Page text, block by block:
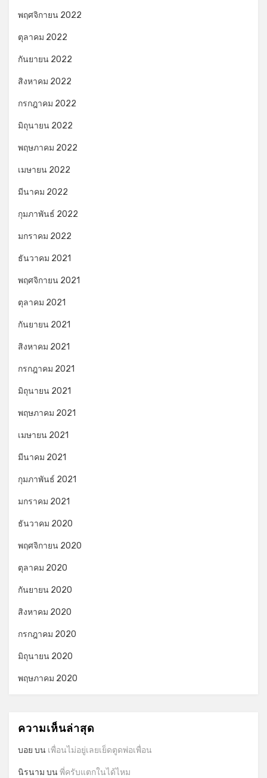
พฤศจิกายน 2022
ตุลาคม 2022
กันยายน 2022
สิงหาคม 2022
กรกฎาคม 2022
มิถุนายน 2022
พฤษภาคม 2022
เมษายน 2022
มีนาคม 2022
กุมภาพันธ์ 2022
มกราคม 2022
ธันวาคม 2021
พฤศจิกายน 2021
ตุลาคม 2021
กันยายน 2021
สิงหาคม 2021
กรกฎาคม 2021
มิถุนายน 2021
พฤษภาคม 2021
เมษายน 2021
มีนาคม 2021
กุมภาพันธ์ 2021
มกราคม 2021
ธันวาคม 2020
พฤศจิกายน 2020
ตุลาคม 2020
กันยายน 2020
สิงหาคม 2020
กรกฎาคม 2020
มิถุนายน 2020
พฤษภาคม 2020
ความเห็นล่าสุด
บอย บน เพื่อนไม่อยู่เลยเย็ดตูดพ่อเพื่อน
นิรนาม บนพี่ครับแตกในได้ไหม